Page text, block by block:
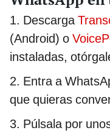
1. Descarga
(Android) o
instaladas,
2. Entra a
que quieras
3. Púlsala por